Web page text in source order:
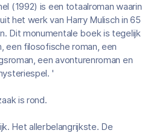
(1992) is een totaalroman waarin
het werk van Harry Mulisch in 65
Dit monumentale boek is tegelijk
een filosofische roman, een
een avonturenroman en
'
is rond.
Het allerbelangrijkste. De